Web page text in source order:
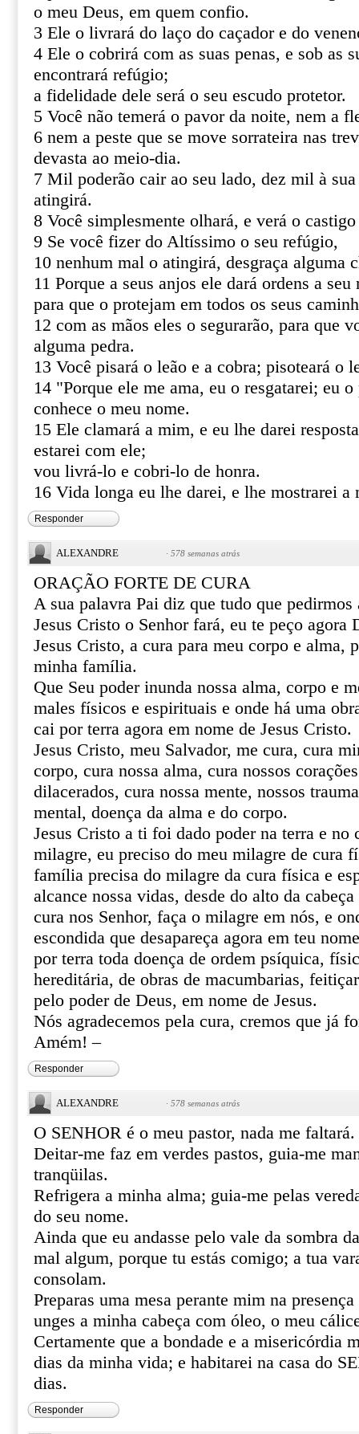
o meu Deus, em quem confio.
3 Ele o livrará do laço do caçador e do
4 Ele o cobrirá com as suas penas, e sob as
encontrará refúgio;
a fidelidade dele será o seu escudo protetor.
5 Você não temerá o pavor da noite, nem a
6 nem a peste que se move sorrateira nas
devasta ao meio-dia.
7 Mil poderão cair ao seu lado, dez mil à
atingirá.
8 Você simplesmente olhará, e verá o
9 Se você fizer do Altíssimo o seu refúgio,
10 nenhum mal o atingirá, desgraça alguma
11 Porque a seus anjos ele dará ordens a seu
para que o protejam em todos os seus
12 com as mãos eles o segurarão, para que
alguma pedra.
13 Você pisará o leão e a cobra; pisoteará o
14 "Porque ele me ama, eu o resgatarei; eu
conhece o meu nome.
15 Ele clamará a mim, e eu lhe darei
estarei com ele;
vou livrá-lo e cobri-lo de honra.
16 Vida longa eu lhe darei, e lhe mostrarei a
Responder
ALEXANDRE · 578 semanas atrás
ORAÇÃO FORTE DE CURA
A sua palavra Pai diz que tudo que pedirmos
Jesus Cristo o Senhor fará, eu te peço agora
Jesus Cristo, a cura para meu corpo e alma,
minha família.
Que Seu poder inunda nossa alma, corpo e
males físicos e espirituais e onde há uma
cai por terra agora em nome de Jesus Cristo.
Jesus Cristo, meu Salvador, me cura, cura
corpo, cura nossa alma, cura nossos
dilacerados, cura nossa mente, nossos
mental, doença da alma e do corpo.
Jesus Cristo a ti foi dado poder na terra e no
milagre, eu preciso do meu milagre de cura
família precisa do milagre da cura física e
alcance nossa vidas, desde do alto da
cura nos Senhor, faça o milagre em nós, e
escondida que desapareça agora em teu
por terra toda doença de ordem psíquica,
hereditária, de obras de macumbarias,
pelo poder de Deus, em nome de Jesus.
Nós agradecemos pela cura, cremos que já
Amém! –
Responder
ALEXANDRE · 578 semanas atrás
O SENHOR é o meu pastor, nada me faltará.
Deitar-me faz em verdes pastos, guia-me
tranqüilas.
Refrigera a minha alma; guia-me pelas
do seu nome.
Ainda que eu andasse pelo vale da sombra
mal algum, porque tu estás comigo; a tua
consolam.
Preparas uma mesa perante mim na
unges a minha cabeça com óleo, o meu
Certamente que a bondade e a misericórdia
dias da minha vida; e habitarei na casa do
dias.
Responder